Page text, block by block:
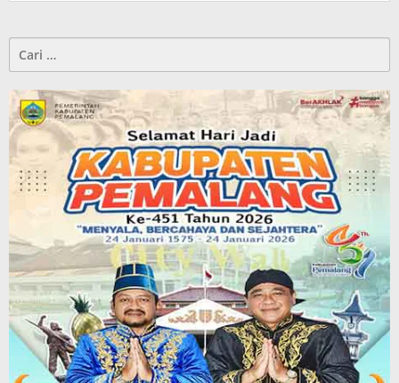
Cari
untuk: